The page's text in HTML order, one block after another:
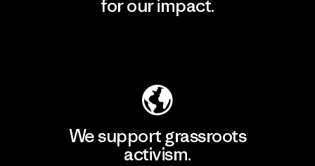
for our impact.
We support grassroots
activism.